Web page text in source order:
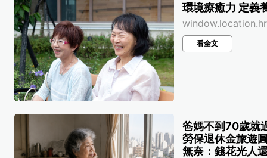
環境療癒力 定義
看全文
爸媽不到70歲就
勞保退休金旅遊
無奈：錢花光人